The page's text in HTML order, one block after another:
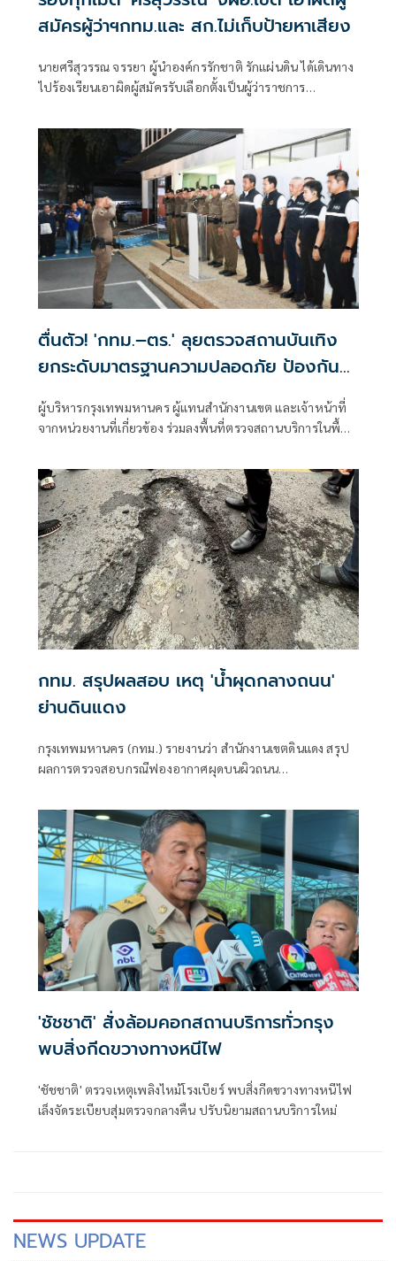
สมัครผู้ว่าฯกทม.และ สก.ไม่เก็บป้ายหาเสียง
นายศรีสุวรรณ จรรยา ผู้นำองค์กรรักชาติ รักแผ่นดิน ได้เดินทาง
ไปร้องเรียนเอาผิดผู้สมัครรับเลือกตั้งเป็นผู้ว่าราชการ
กรุงเทพมหานครร (สก.) ที่ไม่ยอมเก็บป้ายหาเสียงของตน
ตื่นตัว! 'กทม.–ตร.' ลุยตรวจสถานบันเทิง
ยกระดับมาตรฐานความปลอดภัย ป้องกัน
ผู้บริหารกรุงเทพมหานคร ผู้แทนสำนักงานเขต และเจ้าหน้าที่
จากหน่วยงานที่เกี่ยวข้อง ร่วมลงพื้นที่ตรวจสถานบริการในพื้นที่
ปลอดภัย
กทม. สรุปผลสอบ เหตุ 'น้ำผุดกลางถนน'
ย่านดินแดง
กรุงเทพมหานคร (กทม.) รายงานว่า สำนักงานเขตดินแดง สรุป
ผลการตรวจสอบกรณีฟองอากาศผุดบนผิวถนน
'ชัชชาติ' สั่งล้อมคอกสถานบริการทั่วกรุง
พบสิ่งกีดขวางทางหนีไฟ
'ชัชชาติ' ตรวจเหตุเพลิงไหม้โรงเบียร์ พบสิ่งกีดขวางทางหนีไฟ
เล็งจัดระเบียบสุ่มตรวจกลางคืน ปรับนิยามสถานบริการใหม่
NEWS UPDATE